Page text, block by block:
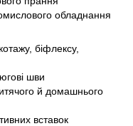
обладнання
біфлексу,
шви
й домашнього
вставок